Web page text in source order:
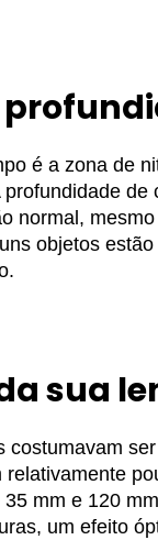
é a zona de
normal,
objetos
sua
costumavam
mm e 120
um efeito